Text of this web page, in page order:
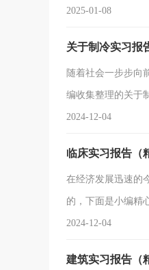
2025-01-08
关于制冷实习报
随着社会一步步向
编收集整理的关
待已久的北海生产
2024-12-04
临床实习报告（
在经济发展迅速的
的，下面是小编
我从20xx年xx月xx
2024-12-04
建筑实习报告（